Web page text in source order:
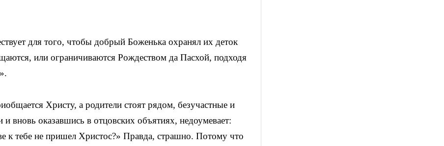
для того, чтобы добрый Боженька охранял их деток
или ограничиваются Рождеством да Пасхой, подходя
Христу, а родители стоят рядом, безучастные и
оказавшись в отцовских объятиях, недоумевает:
к тебе не пришел Христос?» Правда, страшно. Потому что